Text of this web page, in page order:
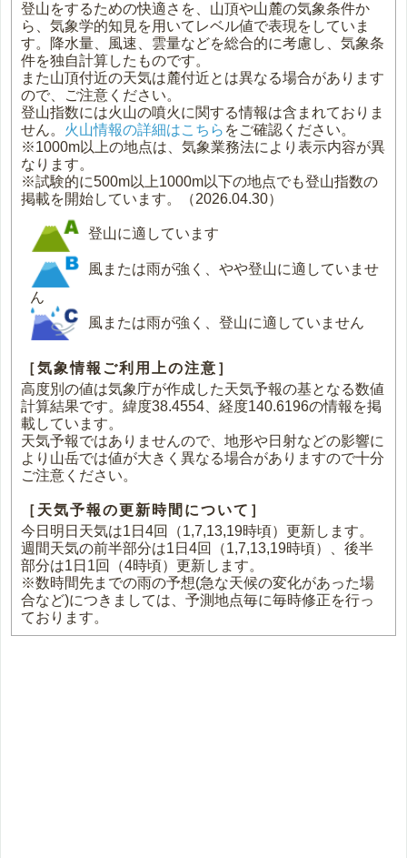
登山をするための快適さを、山頂や山麓の気象条件か
ら、気象学的知見を用いてレベル値で表現をしていま
す。降水量、風速、雲量などを総合的に考慮し、気象条
件を独自計算したものです。
また山頂付近の天気は麓付近とは異なる場合があります
ので、ご注意ください。
登山指数には火山の噴火に関する情報は含まれておりま
せん。 火山情報の詳細はこちら をご確認ください。
※1000m以上の地点は、気象業務法により表示内容が異
なります。
※試験的に500m以上1000m以下の地点でも登山指数の
掲載を開始しています。（2026.04.30）
登山に適しています
風または雨が強く、やや登山に適していませ
ん
風または雨が強く、登山に適していません
［気象情報ご利用上の注意］
高度別の値は気象庁が作成した天気予報の基となる数値
計算結果です。緯度38.4554、経度140.6196の情報を掲
載しています。
天気予報ではありませんので、地形や日射などの影響に
より山岳では値が大きく異なる場合がありますので十分
ご注意ください。
［天気予報の更新時間について］
今日明日天気は1日4回（1,7,13,19時頃）更新します。
週間天気の前半部分は1日4回（1,7,13,19時頃）、後半
部分は1日1回（4時頃）更新します。
※数時間先までの雨の予想(急な天候の変化があった場
合など)につきましては、予測地点毎に毎時修正を行っ
ております。